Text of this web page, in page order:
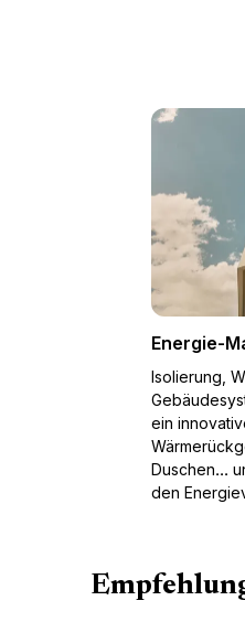
Energie-
Isolierung,
ein
Duschen...
den